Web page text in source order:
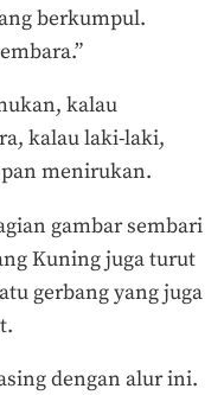
berkumpul.
kalau
kalau laki-laki,
menirukan.
gambar sembari
Kuning juga turut
gerbang yang juga
dengan alur ini.